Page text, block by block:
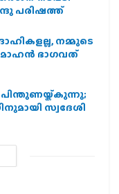
പരിഷത്ത്
നമ്മുടെ
ഭാഗവത്
സ്വദേശി